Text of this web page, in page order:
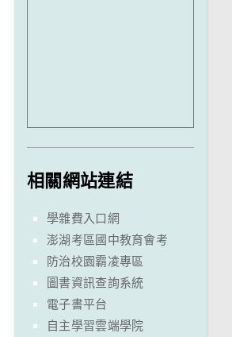
相關網站連結
學雜費入口網
澎湖考區國中教育會考
防治校園霸凌專區
圖書資訊查詢系統
電子書平台
自主學習雲端學院